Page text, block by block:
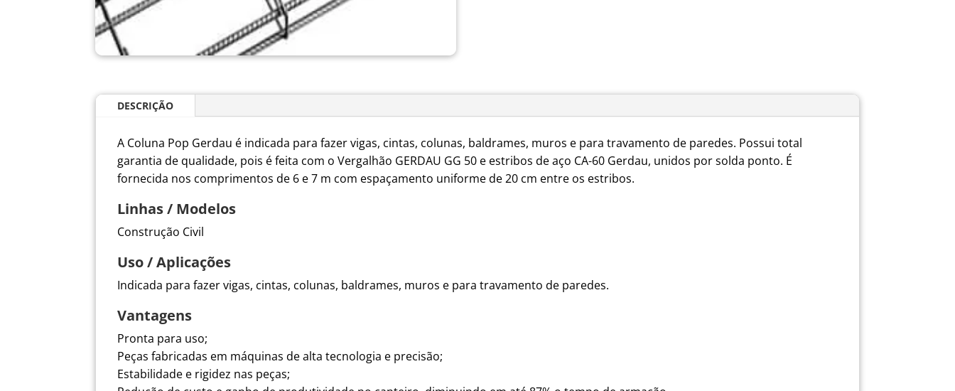
DESCRIÇÃO
A Coluna Pop Gerdau é indicada para fazer vigas, cintas, colunas, baldrames, muros e para travamento de paredes. Possui total
garantia de qualidade, pois é feita com o Vergalhão GERDAU GG 50 e estribos de aço CA-60 Gerdau, unidos por solda ponto. É
fornecida nos comprimentos de 6 e 7 m com espaçamento uniforme de 20 cm entre os estribos.
Linhas / Modelos
Construção Civil
Uso / Aplicações
Indicada para fazer vigas, cintas, colunas, baldrames, muros e para travamento de paredes.
Vantagens
Pronta para uso;
Peças fabricadas em máquinas de alta tecnologia e precisão;
Estabilidade e rigidez nas peças;